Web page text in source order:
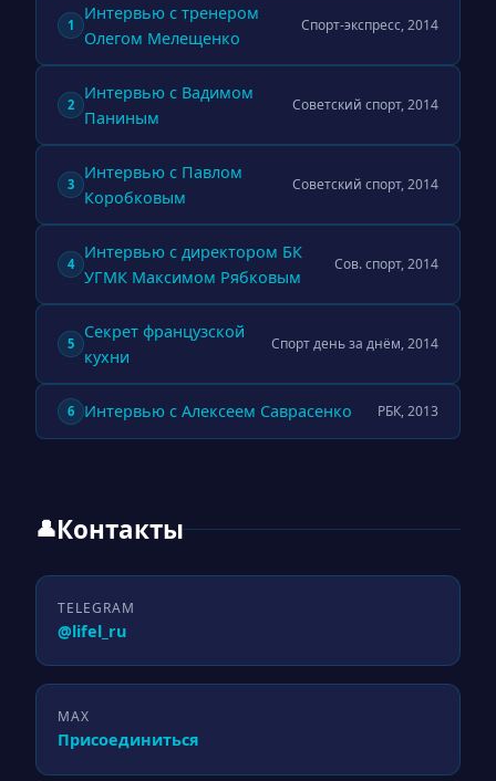
1
Интервью с тренером
Олегом Мелещенко
Спорт-экспресс, 2014
2
Интервью с Вадимом
Паниным
Советский спорт, 2014
3
Интервью с Павлом
Коробковым
Советский спорт, 2014
4
Интервью с директором БК
УГМК Максимом Рябковым
Сов. спорт, 2014
5
Секрет французской
кухни
Спорт день за днём, 2014
6 Интервью с Алексеем Саврасенко РБК, 2013
👤Контакты
TELEGRAM
@lifel_ru
MAX
Присоединиться